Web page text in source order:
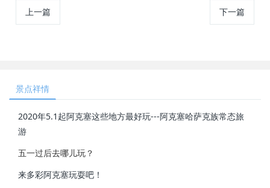
上一篇 下一篇
景点祥情
2020年5.1起阿克塞这些地方最好玩---阿克塞哈萨克族常态旅
游
五一过后去哪儿玩？
来多彩阿克塞玩耍吧！